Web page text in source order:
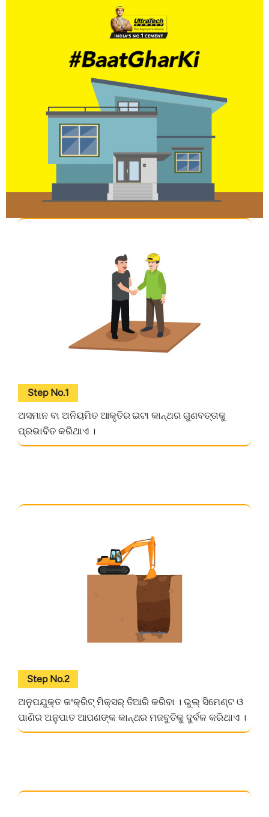
Step No.1
ଅସମାନ ବା ଅନିୟମିତ ଆକୃତିର ଇଟା କାନ୍ଥର ଗୁଣବତ୍ତାକୁ
ପ୍ରଭାବିତ କରିଥାଏ ।
Step No.2
ଅନୁପଯୁକ୍ତ କଂକ୍ରିଟ୍ ମିକ୍ସର୍ ତିଆରି କରିବା । ଭୁଲ୍ ସିମେଣ୍ଟ ଓ
ପାଣିର ଅନୁପାତ ଆପଣଙ୍କ କାନ୍ଥର ମଜବୁତିକୁ ଦୁର୍ବଳ କରିଥାଏ ।